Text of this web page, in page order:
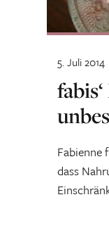
Fabienne
dass
5. Juli 2014